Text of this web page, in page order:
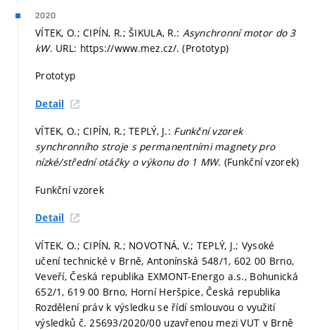
2020
VÍTEK, O.; CIPÍN, R.; ŠIKULA, R.: Asynchronní motor do 3
kW. URL: https://www.mez.cz/. (Prototyp)
Prototyp
Detail
VÍTEK, O.; CIPÍN, R.; TEPLÝ, J.: Funkční vzorek
synchronního stroje s permanentními magnety pro
nízké/střední otáčky o výkonu do 1 MW. (Funkční vzorek)
Funkční vzorek
Detail
VÍTEK, O.; CIPÍN, R.; NOVOTNÁ, V.; TEPLÝ, J.; Vysoké
učení technické v Brně, Antonínská 548/1, 602 00 Brno,
Veveří, Česká republika EXMONT-Energo a.s., Bohunická
652/1, 619 00 Brno, Horní Heršpice, Česká republika
Rozdělení práv k výsledku se řídí smlouvou o využití
výsledků č. 25693/2020/00 uzavřenou mezi VUT v Brně